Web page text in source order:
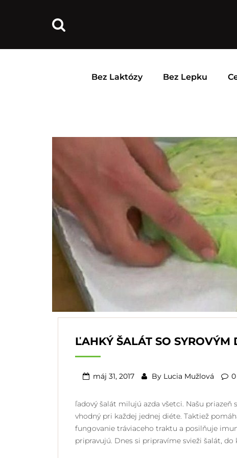
Bez Laktózy Bez Lepku
ĽAHKÝ ŠALÁT SO SYROVÝM
máj 31, 2017 By Lucia Mužlová
ľadový šalát milujú azda všetci. Našu
vhodný pri každej jednej diéte. Taktiež
fungovanie tráviaceho traktu a posilňuje
pripravujú. Dnes si pripravíme svieži šalát,